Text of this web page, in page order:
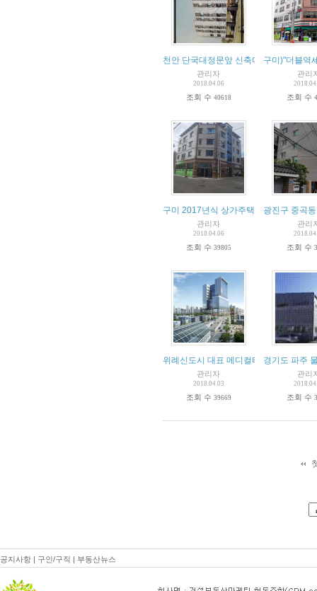
천안 단국대정문앞 신축다가구건물 매매
관리자
2018.04.06
조회 수 40618
구미)"더블역
관리
조회 수
구미 2017년식 상가주택 급매물!!!
관리자
2018.04.06
조회 수 39805
광진구 중곡
관리
조회 수
위례신도시 대표 메디컬타워
관리자
2018.04.03
조회 수 39669
경기도 파주
관리
조회 수
공지사항 구인/구직 부동산뉴스